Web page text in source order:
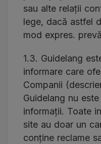
sau alte relații
lege, dacă astfel
mod expres.
1.3. Guidelang
informare care
Companii
Guidelang nu
informații. Toate
site au doar un
conține reclame